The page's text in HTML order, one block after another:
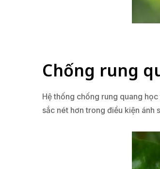
Chống rung
Hệ thống chống rung quang
sắc nét hơn trong điều kiện ánh